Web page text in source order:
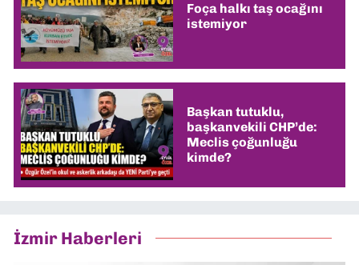
Foça halkı taş ocağını
istemiyor
Başkan tutuklu,
başkanvekili CHP’de:
Meclis çoğunluğu
kimde?
İzmir Haberleri